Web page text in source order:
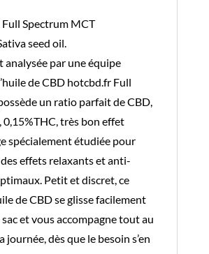
Spectrum MCT
seed oil.
analysée par une équipe
de CBD hotcbd.fr Full
un ratio parfait de CBD,
0,15%THC, très bon effet
spécialement étudiée pour
effets relaxants et anti-
Petit et discret, ce
de CBD se glisse facilement
et vous accompagne tout au
journée, dès que le besoin s’en